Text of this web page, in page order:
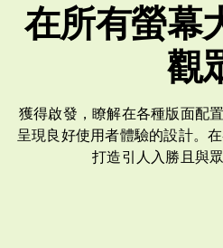
在所有螢幕
觀
獲得啟發，瞭解在各種版面配
呈現良好使用者體驗的設計。
打造引人入勝且與